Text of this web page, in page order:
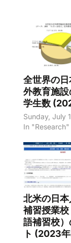
全世界の
外教育施
学生数
Sunday, July
In "Research"
北米の日
補習授業
語補習校）
ト (2023